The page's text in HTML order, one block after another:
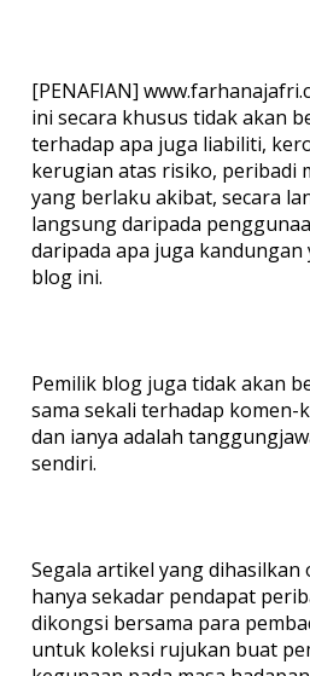
[PENAFIAN]
ini secara khusus tidak akan
terhadap apa juga liabiliti,
kerugian atas risiko, peribadi
yang berlaku akibat, secara
langsung daripada
daripada apa juga
blog ini.
Pemilik blog juga tidak akan
sama sekali terhadap komen-
dan ianya adalah
sendiri.
Segala artikel yang
hanya sekadar pendapat
dikongsi bersama para
untuk koleksi rujukan buat